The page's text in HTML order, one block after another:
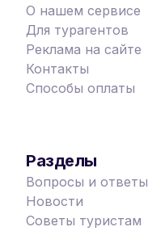
О нашем сервисе
Для турагентов
Реклама на сайте
Контакты
Способы оплаты
Разделы
Вопросы и ответы
Новости
Советы туристам